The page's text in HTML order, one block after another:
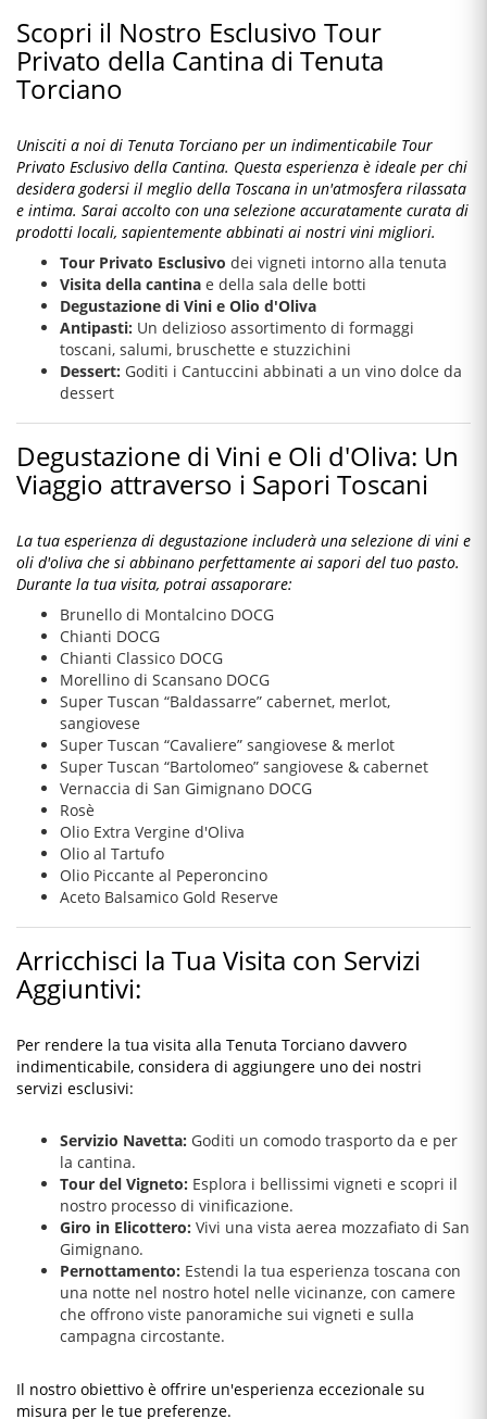
Scopri il Nostro Esclusivo Tour
Privato della Cantina di Tenuta
Torciano
Unisciti a noi di Tenuta Torciano per un indimenticabile Tour
Privato Esclusivo della Cantina. Questa esperienza è ideale per chi
desidera godersi il meglio della Toscana in un'atmosfera rilassata
e intima. Sarai accolto con una selezione accuratamente curata di
prodotti locali, sapientemente abbinati ai nostri vini migliori.
Tour Privato Esclusivo dei vigneti intorno alla tenuta
Visita della cantina e della sala delle botti
Degustazione di Vini e Olio d'Oliva
Antipasti: Un delizioso assortimento di formaggi
toscani, salumi, bruschette e stuzzichini
Dessert: Goditi i Cantuccini abbinati a un vino dolce da
dessert
Degustazione di Vini e Oli d'Oliva: Un
Viaggio attraverso i Sapori Toscani
La tua esperienza di degustazione includerà una selezione di vini e
oli d'oliva che si abbinano perfettamente ai sapori del tuo pasto.
Durante la tua visita, potrai assaporare:
Brunello di Montalcino DOCG
Chianti DOCG
Chianti Classico DOCG
Morellino di Scansano DOCG
Super Tuscan “Baldassarre” cabernet, merlot,
sangiovese
Super Tuscan “Cavaliere” sangiovese & merlot
Super Tuscan “Bartolomeo” sangiovese & cabernet
Vernaccia di San Gimignano DOCG
Rosè
Olio Extra Vergine d'Oliva
Olio al Tartufo
Olio Piccante al Peperoncino
Aceto Balsamico Gold Reserve
Arricchisci la Tua Visita con Servizi
Aggiuntivi:
Per rendere la tua visita alla Tenuta Torciano davvero
indimenticabile, considera di aggiungere uno dei nostri
servizi esclusivi:
Servizio Navetta: Goditi un comodo trasporto da e per
la cantina.
Tour del Vigneto: Esplora i bellissimi vigneti e scopri il
nostro processo di vinificazione.
Giro in Elicottero: Vivi una vista aerea mozzafiato di San
Gimignano.
Pernottamento: Estendi la tua esperienza toscana con
una notte nel nostro hotel nelle vicinanze, con camere
che offrono viste panoramiche sui vigneti e sulla
campagna circostante.
Il nostro obiettivo è offrire un'esperienza eccezionale su
misura per le tue preferenze.